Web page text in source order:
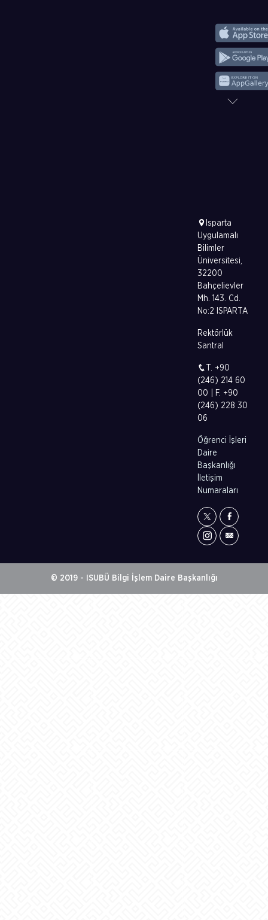
Isparta
Uygulamalı
Bilimler
Üniversitesi,
32200
Bahçelievler
Mh. 143. Cd.
No:2 ISPARTA
Rektörlük
Santral
T. +90
(246) 214 60
00 | F. +90
(246) 228 30
06
Öğrenci İşleri
Daire
Başkanlığı
İletişim
Numaraları
© 2019 - ISUBÜ Bilgi İşlem Daire Başkanlığı